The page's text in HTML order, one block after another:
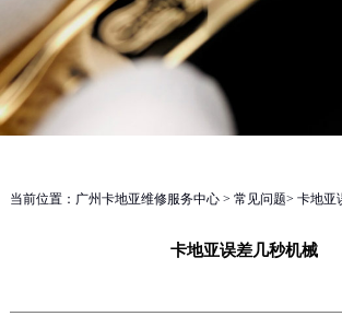
当前位置： 广州卡地亚维修服务中心> 常见问题> 卡地亚
卡地亚误差几秒机械